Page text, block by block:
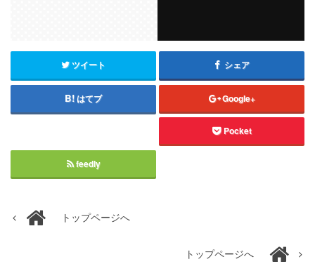
ツイート シェア
はてブ Google+
Pocket
feedly
トップページへ
トップページへ